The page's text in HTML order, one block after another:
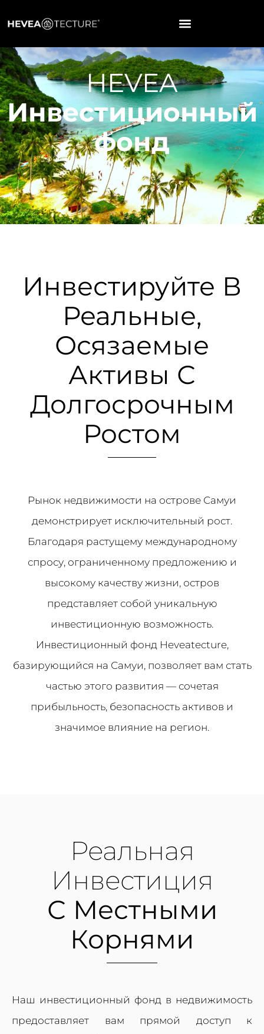
HEVEA
Инвестиционный
фонд
Инвестируйте В
Реальные,
Осязаемые
Активы С
Долгосрочным
Ростом
Рынок недвижимости на острове Самуи
демонстрирует исключительный рост.
Благодаря растущему международному
спросу, ограниченному предложению и
высокому качеству жизни, остров
представляет собой уникальную
инвестиционную возможность.
Инвестиционный фонд Heveatecture,
базирующийся на Самуи, позволяет вам стать
частью этого развития — сочетая
прибыльность, безопасность активов и
значимое влияние на регион.
Реальная
Инвестиция
С Местными
Корнями
Наш инвестиционный фонд в недвижимость
предоставляет вам прямой доступ к